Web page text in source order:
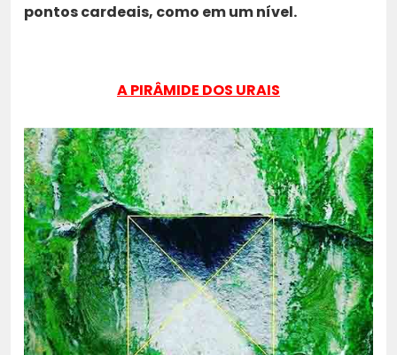
pontos cardeais, como em um nível.
A PIRÂMIDE DOS URAIS